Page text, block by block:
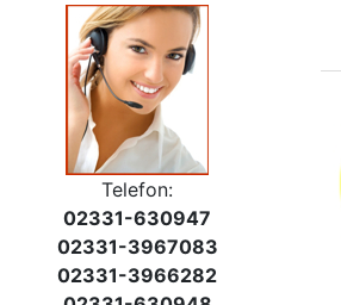
Telefon:
02331-630947
02331-3967083
02331-3966282